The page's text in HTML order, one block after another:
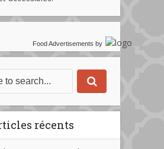
Food Advertisements by
récents